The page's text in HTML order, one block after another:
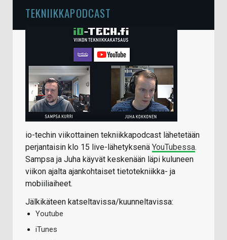
TEKNIIKKAPODCAST
io-techin viikottainen tekniikkapodcast lähetetään
perjantaisin klo 15 live-lähetyksenä YouTubessa.
Sampsa ja Juha käyvät keskenään läpi kuluneen
viikon ajalta ajankohtaiset tietotekniikka- ja
mobiiliaiheet.
Jälkikäteen katseltavissa/kuunneltavissa:
Youtube
iTunes